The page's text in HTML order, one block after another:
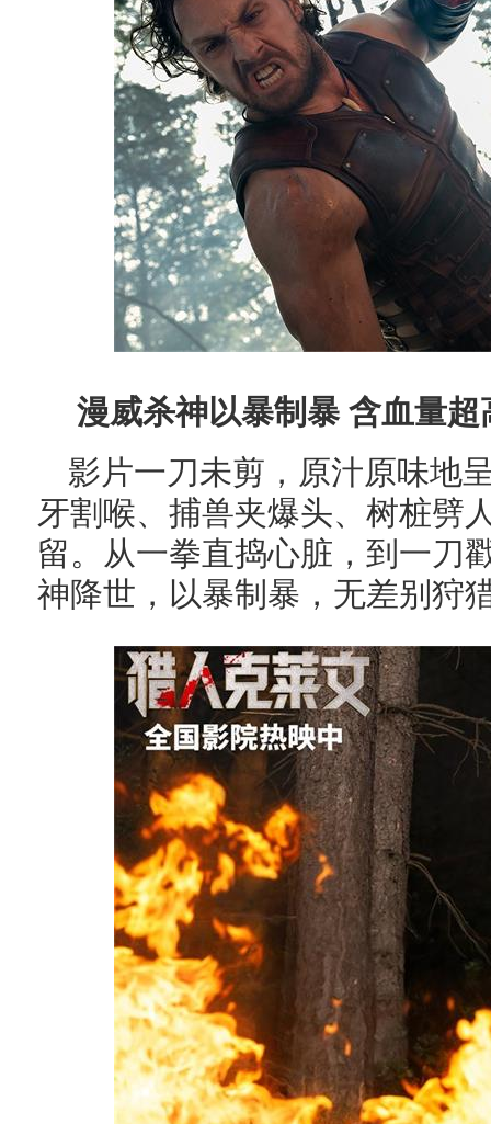
漫威杀神以暴制暴 含血量超
影片一刀未剪，原汁原味地
牙割喉、捕兽夹爆头、树桩劈
留。从一拳直捣心脏，到一刀
神降世，以暴制暴，无差别狩